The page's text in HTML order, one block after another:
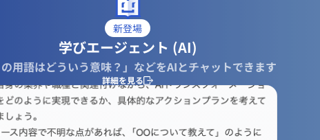
新登場
学びエージェント (AI)
の用語はどういう意味？」などをAIとチャットできます
詳細を見る